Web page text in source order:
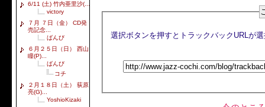
6/11 (土) 竹内亜里沙(...
victory
７月 ７日（金） CD発
売記念...
ばんび
６月２５日（日） 西山
瞳(P)...
ばんび
コチ
２月１８日（土） 荻原
亮(G)...
YoshioKizaki